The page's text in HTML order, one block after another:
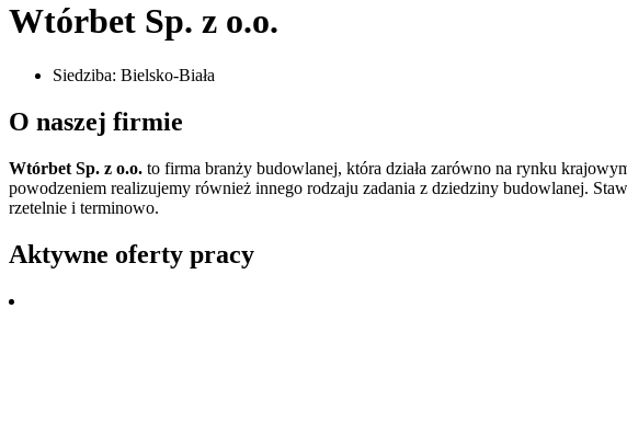
Wtórbet Sp. z o.o.
Siedziba: Bielsko-Biała
O naszej firmie
Wtórbet Sp. z o.o. to firma branży budowlanej, która działa zarówno na rynku
powodzeniem realizujemy również innego rodzaju zadania z dziedziny budowlanej.
rzetelnie i terminowo.
Aktywne oferty pracy